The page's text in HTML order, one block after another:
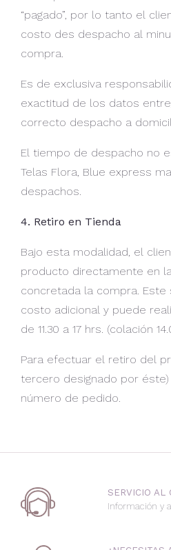
“pagado”, por lo tanto el
costo des despacho al
compra.
Es de exclusiva
exactitud de los datos
correcto despacho a
El tiempo de despacho no
Telas Flora, Blue express
despachos.
4. Retiro en Tienda
Bajo esta modalidad, el
producto directamente en
concretada la compra. Este
costo adicional y puede
de 11.30 a 17 hrs. (colación
Para efectuar el retiro del
tercero designado por
número de pedido.
SERVICIO AL
Información y